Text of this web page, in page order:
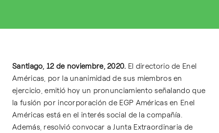
Santiago, 12 de noviembre, 2020. El directorio de Enel
Américas, por la unanimidad de sus miembros en
ejercicio, emitió hoy un pronunciamiento señalando que
la fusión por incorporación de EGP Américas en Enel
Américas está en el interés social de la compañía.
Además, resolvió convocar a Junta Extraordinaria de